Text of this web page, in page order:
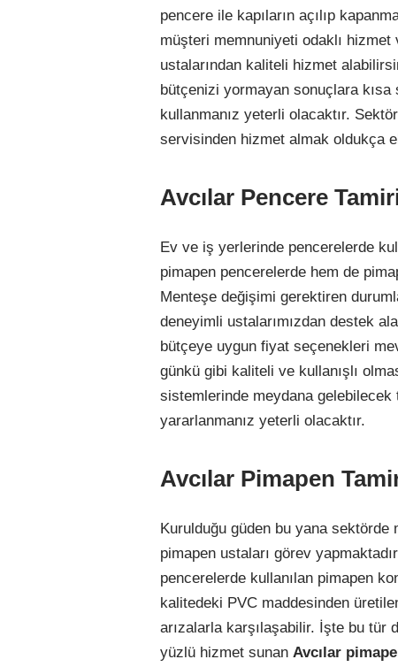
pencere ile kapıların açılıp
müşteri memnuniyeti odaklı
ustalarından kaliteli hizmet
bütçenizi yormayan sonuçlara
kullanmanız yeterli olacaktır.
servisinden hizmet almak oldukça
Avcılar Pencere
Ev ve iş yerlerinde pencerelerde
pimapen pencerelerde hem de
Menteşe değişimi gerektiren
deneyimli ustalarımızdan destek
bütçeye uygun fiyat seçenekleri
günkü gibi kaliteli ve kullanışlı
sistemlerinde meydana gelebilecek
yararlanmanız yeterli olacaktır.
Avcılar Pimapen
Kurulduğu güden bu yana sektörde
pimapen ustaları görev
pencerelerde kullanılan pimapen
kalitedeki PVC maddesinden
arızalarla karşılaşabilir. İşte bu tür
yüzlü hizmet sunan Avcılar